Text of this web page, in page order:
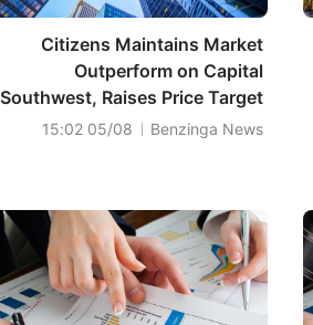
Citizens Maintains Market
Outperform on Capital
Southwest, Raises Price Target
to $26
Benzinga News
05/08 15:02